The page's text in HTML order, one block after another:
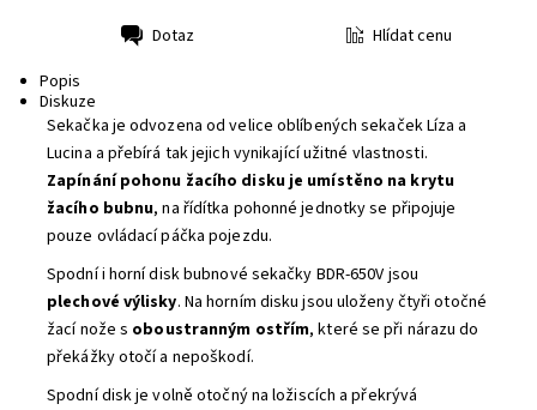
Dotaz
Hlídat cenu
Popis
Diskuze
Sekačka je odvozena od velice oblíbených sekaček Líza a
Lucina a přebírá tak jejich vynikající užitné vlastnosti.
Zapínání pohonu žacího disku je umístěno na krytu
žacího bubnu, na řídítka pohonné jednotky se připojuje
pouze ovládací páčka pojezdu.
Spodní i horní disk bubnové sekačky BDR-650V jsou
plechové výlisky. Na horním disku jsou uloženy čtyři otočné
žací nože s oboustranným ostřím, které se při nárazu do
překážky otočí a nepoškodí.
Spodní disk je volně otočný na ložiscích a překrývá